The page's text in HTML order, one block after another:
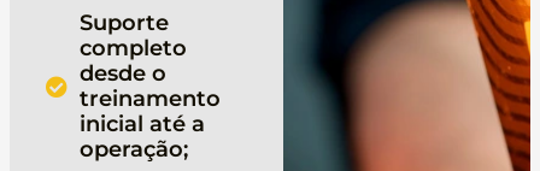
Suporte
completo
desde o
treinamento
inicial até a
operação;